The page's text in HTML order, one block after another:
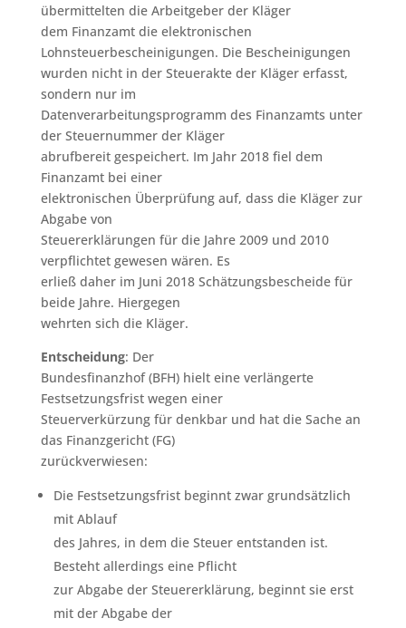
übermittelten die Arbeitgeber der Kläger
dem Finanzamt die elektronischen
Lohnsteuerbescheinigungen. Die Bescheinigungen
wurden nicht in der Steuerakte der Kläger erfasst,
sondern nur im
Datenverarbeitungsprogramm des Finanzamts unter
der Steuernummer der Kläger
abrufbereit gespeichert. Im Jahr 2018 fiel dem
Finanzamt bei einer
elektronischen Überprüfung auf, dass die Kläger zur
Abgabe von
Steuererklärungen für die Jahre 2009 und 2010
verpflichtet gewesen wären. Es
erließ daher im Juni 2018 Schätzungsbescheide für
beide Jahre. Hiergegen
wehrten sich die Kläger.
Entscheidung: Der
Bundesfinanzhof (BFH) hielt eine verlängerte
Festsetzungsfrist wegen einer
Steuerverkürzung für denkbar und hat die Sache an
das Finanzgericht (FG)
zurückverwiesen:
Die Festsetzungsfrist beginnt zwar grundsätzlich
mit Ablauf
des Jahres, in dem die Steuer entstanden ist.
Besteht allerdings eine Pflicht
zur Abgabe der Steuererklärung, beginnt sie erst
mit der Abgabe der